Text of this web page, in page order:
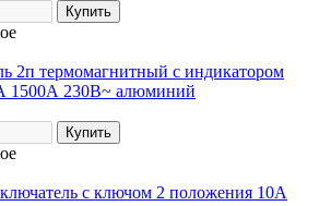
2п термомагнитный с индикатором
1500А 230В~ алюминий
с ключом 2 положения 10А